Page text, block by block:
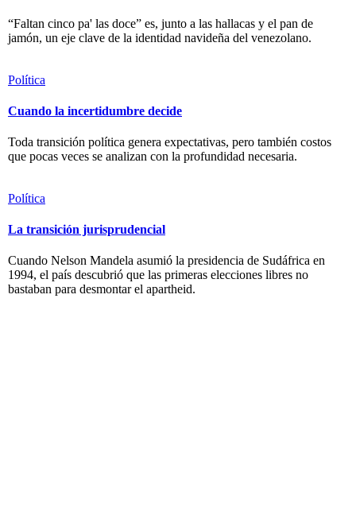
“Faltan cinco pa' las doce” es, junto a las hallacas y el pan de
jamón, un eje clave de la identidad navideña del venezolano.
Política
Cuando la incertidumbre decide
Toda transición política genera expectativas, pero también costos
que pocas veces se analizan con la profundidad necesaria.
Política
La transición jurisprudencial
Cuando Nelson Mandela asumió la presidencia de Sudáfrica en
1994, el país descubrió que las primeras elecciones libres no
bastaban para desmontar el apartheid.